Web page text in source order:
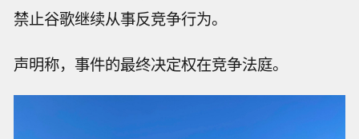
禁止谷歌继续从事反竞争行为。
声明称，事件的最终决定权在竞争法庭。